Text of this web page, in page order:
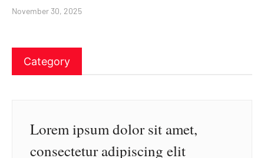
November 30, 2025
Category
Lorem ipsum dolor sit amet,
consectetur adipiscing elit